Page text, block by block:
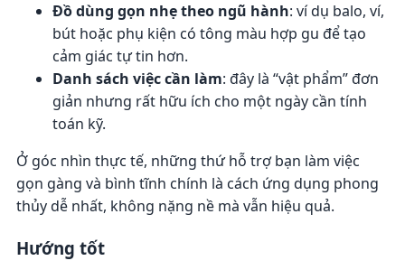
Đồ dùng gọn nhẹ theo ngũ hành: ví dụ balo, ví,
bút hoặc phụ kiện có tông màu hợp gu để tạo
cảm giác tự tin hơn.
Danh sách việc cần làm: đây là “vật phẩm” đơn
giản nhưng rất hữu ích cho một ngày cần tính
toán kỹ.
Ở góc nhìn thực tế, những thứ hỗ trợ bạn làm việc
gọn gàng và bình tĩnh chính là cách ứng dụng phong
thủy dễ nhất, không nặng nề mà vẫn hiệu quả.
Hướng tốt